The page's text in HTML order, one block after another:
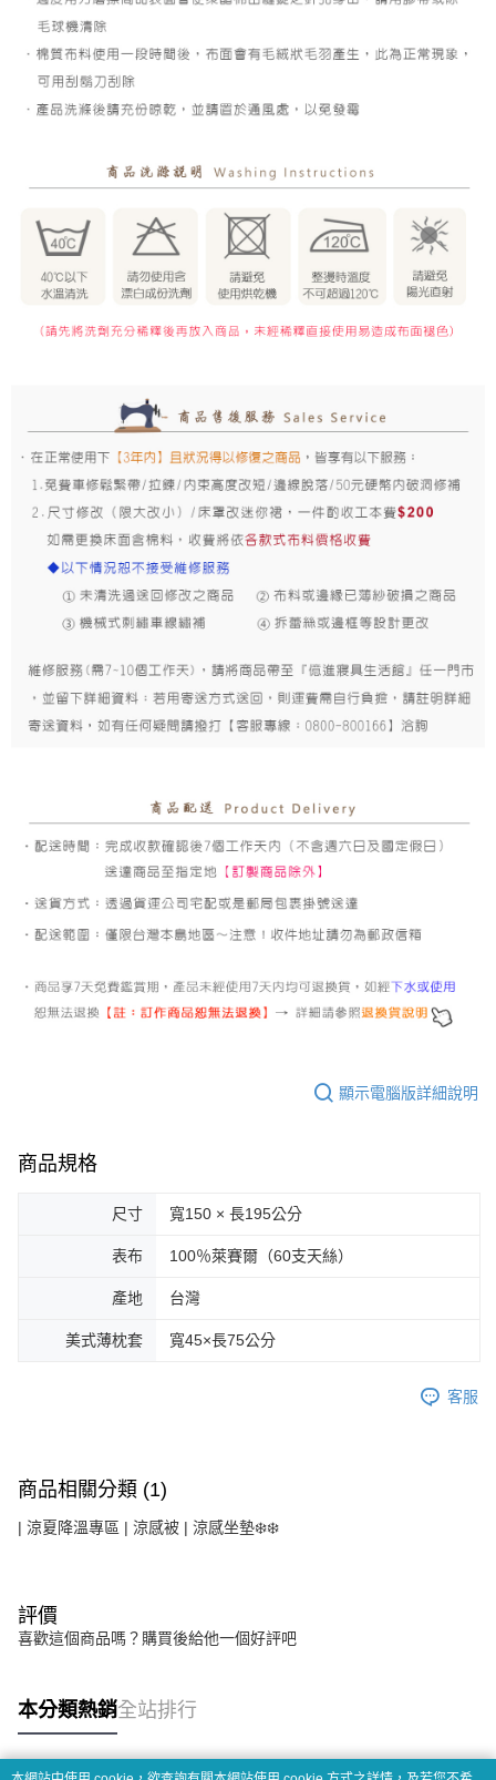
顯示電腦版詳細說明
商品規格
尺寸 寬150 × 長195公分
表布 100％萊賽爾（60支天絲）
產地 台灣
美式薄枕套 寬45×長75公分
客服
商品相關分類 (1)
| 涼夏降溫專區 | 涼感被 | 涼感坐墊❄️❄️
評價
喜歡這個商品嗎？購買後給他一個好評吧
本分類熱銷全站排行